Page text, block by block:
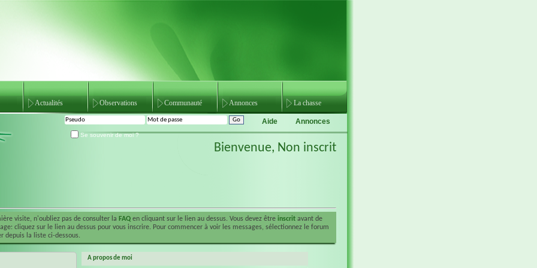
Actualités Observations Communauté Annonces La chasse
Annonces
Aide
Se souvenir de moi ?
Bienvenue, Non inscrit
visite, n'oubliez pas de consulter la FAQ en cliquant sur le lien au dessus. Vous devez être inscrit avant de
cliquez sur le lien au dessus pour vous inscrire. Pour commencer à voir les messages, sélectionnez le forum
depuis la liste ci-dessous.
A propos de moi